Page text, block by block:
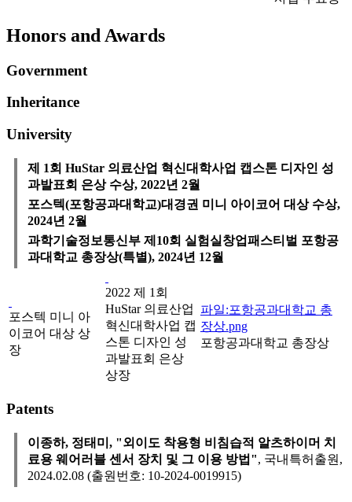
Honors and Awards
Government
Inheritance
University
제 1회 HuStar 의료산업 혁신대학사업 캡스톤 디자인 성
과발표회 은상 수상, 2022년 2월
포스텍(포항공과대학교)대경권 미니 아이코어 대상 수상,
2024년 2월
과학기술정보통신부 제10회 실험실창업패스티벌 포항공
과대학교 총장상(특별), 2024년 12월
포스텍 미니 아
이코어 대상 상
장
2022 제 1회
HuStar 의료산업
혁신대학사업 캡
스톤 디자인 성
과발표회 은상
상장
파일:포항공과대학교 총
장상.png
포항공과대학교 총장상
Patents
이종하, 정태미, "외이도 착용형 비침습적 알츠하이머 치
료용 웨어러블 센서 장치 및 그 이용 방법", 국내특허출원,
2024.02.08 (출원번호: 10-2024-0019915)